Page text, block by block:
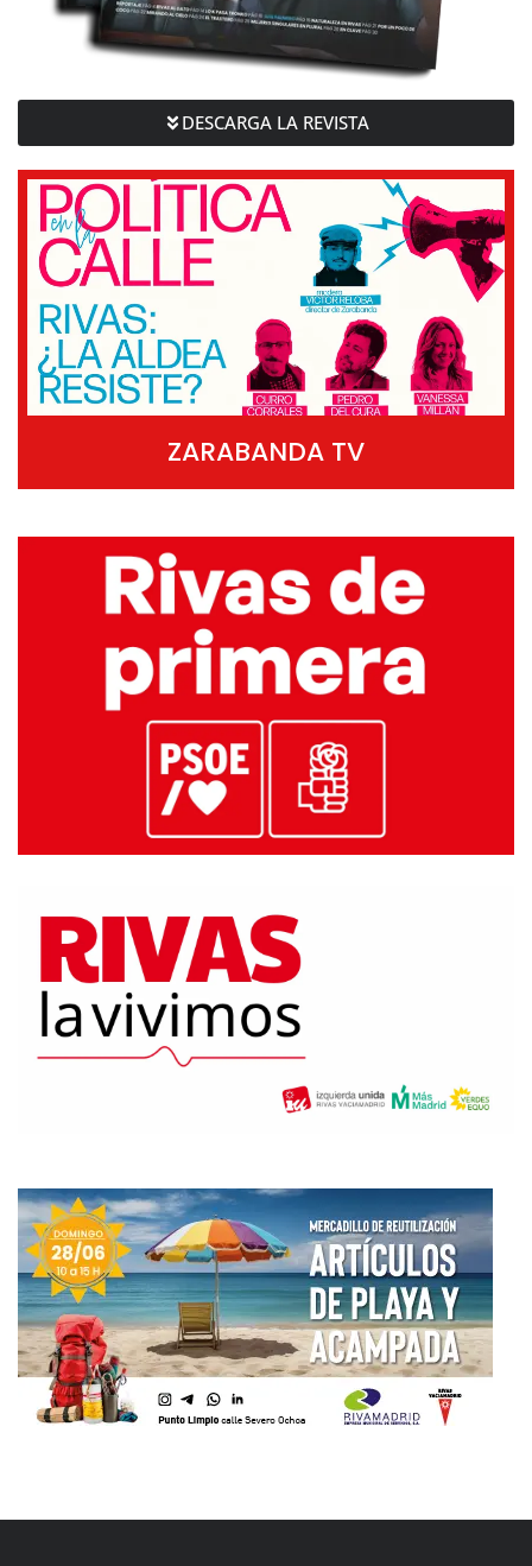
DESCARGA LA REVISTA
ZARABANDA TV